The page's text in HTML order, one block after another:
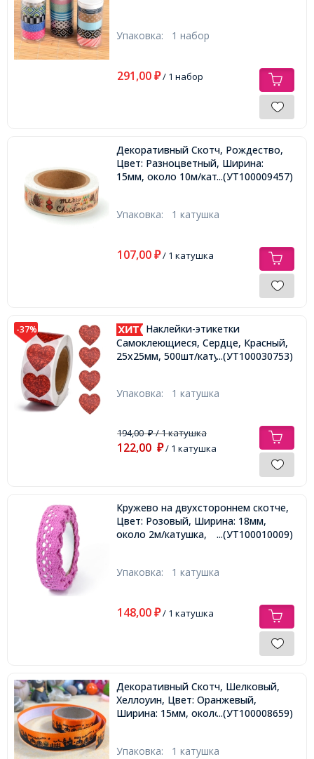
Упаковка: 1 набор
291,00 ₽/ 1 набор
Декоративный Скотч, Рождество,
Цвет: Разноцветный, Ширина:
15мм, около 10м/катушка,...(УТ100009457)
Упаковка: 1 катушка
107,00 ₽/ 1 катушка
-37%
Наклейки-этикетки
Самоклеющиеся, Сердце, Красный,
25х25мм, 500шт/катушка,...(УТ100030753)
Упаковка: 1 катушка
194,00₽/ 1 катушка
122,00 ₽/ 1 катушка
Кружево на двухстороннем скотче,
Цвет: Розовый, Ширина: 18мм,
около 2м/катушка,
...(УТ100010009)
Упаковка: 1 катушка
148,00 ₽/ 1 катушка
Декоративный Скотч, Шелковый,
Хеллоуин, Цвет: Оранжевый,
Ширина: 15мм, около 1м/катушка,
...(УТ100008659)
Упаковка: 1 катушка